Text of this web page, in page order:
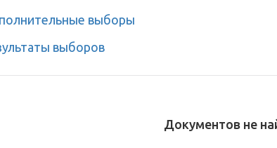
выборы
выборов
Документов не